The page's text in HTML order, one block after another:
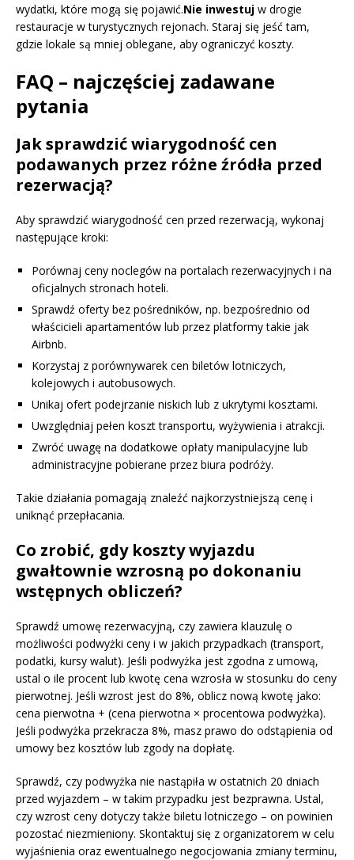
wydatki, które mogą się pojawić.Nie inwestuj w drogie
restauracje w turystycznych rejonach. Staraj się jeść tam,
gdzie lokale są mniej oblegane, aby ograniczyć koszty.
FAQ – najczęściej zadawane
pytania
Jak sprawdzić wiarygodność cen
podawanych przez różne źródła przed
rezerwacją?
Aby sprawdzić wiarygodność cen przed rezerwacją, wykonaj
następujące kroki:
Porównaj ceny noclegów na portalach rezerwacyjnych i na
oficjalnych stronach hoteli.
Sprawdź oferty bez pośredników, np. bezpośrednio od
właścicieli apartamentów lub przez platformy takie jak
Airbnb.
Korzystaj z porównywarek cen biletów lotniczych,
kolejowych i autobusowych.
Unikaj ofert podejrzanie niskich lub z ukrytymi kosztami.
Uwzględniaj pełen koszt transportu, wyżywienia i atrakcji.
Zwróć uwagę na dodatkowe opłaty manipulacyjne lub
administracyjne pobierane przez biura podróży.
Takie działania pomagają znaleźć najkorzystniejszą cenę i
uniknąć przepłacania.
Co zrobić, gdy koszty wyjazdu
gwałtownie wzrosną po dokonaniu
wstępnych obliczeń?
Sprawdź umowę rezerwacyjną, czy zawiera klauzulę o
możliwości podwyżki ceny i w jakich przypadkach (transport,
podatki, kursy walut). Jeśli podwyżka jest zgodna z umową,
ustal o ile procent lub kwotę cena wzrosła w stosunku do ceny
pierwotnej. Jeśli wzrost jest do 8%, oblicz nową kwotę jako:
cena pierwotna + (cena pierwotna × procentowa podwyżka).
Jeśli podwyżka przekracza 8%, masz prawo do odstąpienia od
umowy bez kosztów lub zgody na dopłatę.
Sprawdź, czy podwyżka nie nastąpiła w ostatnich 20 dniach
przed wyjazdem – w takim przypadku jest bezprawna. Ustal,
czy wzrost ceny dotyczy także biletu lotniczego – on powinien
pozostać niezmieniony. Skontaktuj się z organizatorem w celu
wyjaśnienia oraz ewentualnego negocjowania zmiany terminu,